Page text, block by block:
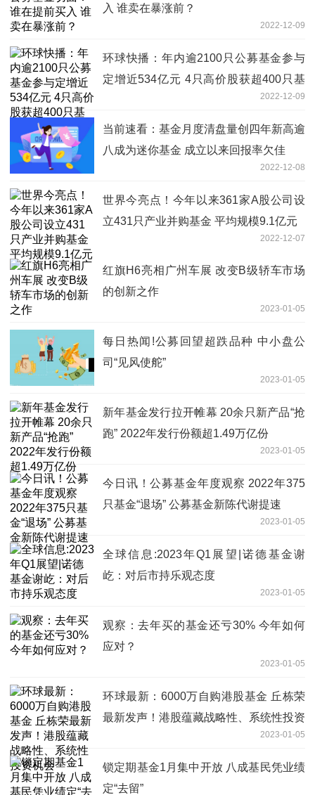
入 谁卖在暴涨前？
2022-12-09
环球快播：年内逾2100只公募基金参与
定增近534亿元 4只高价股获超400只基
2022-12-09
当前速看：基金月度清盘量创四年新高逾
八成为迷你基金 成立以来回报率欠佳
2022-12-08
世界今亮点！今年以来361家A股公司设
立431只产业并购基金 平均规模9.1亿元
2022-12-07
红旗H6亮相广州车展 改变B级轿车市场
的创新之作
2023-01-05
每日热闻!公募回望超跌品种 中小盘公
司“见风使舵”
2023-01-05
新年基金发行拉开帷幕 20余只新产品“抢
跑” 2022年发行份额超1.49万亿份
2023-01-05
今日讯！公募基金年度观察 2022年375
只基金“退场” 公募基金新陈代谢提速
2023-01-05
全球信息:2023年Q1展望|诺德基金谢
屹：对后市持乐观态度
2023-01-05
观察：去年买的基金还亏30% 今年如何
应对？
2023-01-05
环球最新：6000万自购港股基金 丘栋荣
最新发声！港股蕴藏战略性、系统性投资
2023-01-05
锁定期基金1月集中开放 八成基民凭业绩
定“去留”